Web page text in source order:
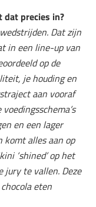
dat precies in?
Dat zijn
in een line-up van
op de
je houding en
aan vooraf
en een lager
komt alles aan op
‘shined’ op het
jury te vallen. Deze
eten